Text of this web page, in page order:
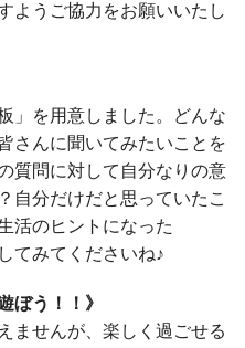
ようご協力をお願いいたし
」を用意しました。どんな
さんに聞いてみたいことを
質問に対して自分なりの意
自分だけだと思っていたこ
活のヒントになった
てみてくださいね♪
ぼう！！》
ませんが、楽しく過ごせる